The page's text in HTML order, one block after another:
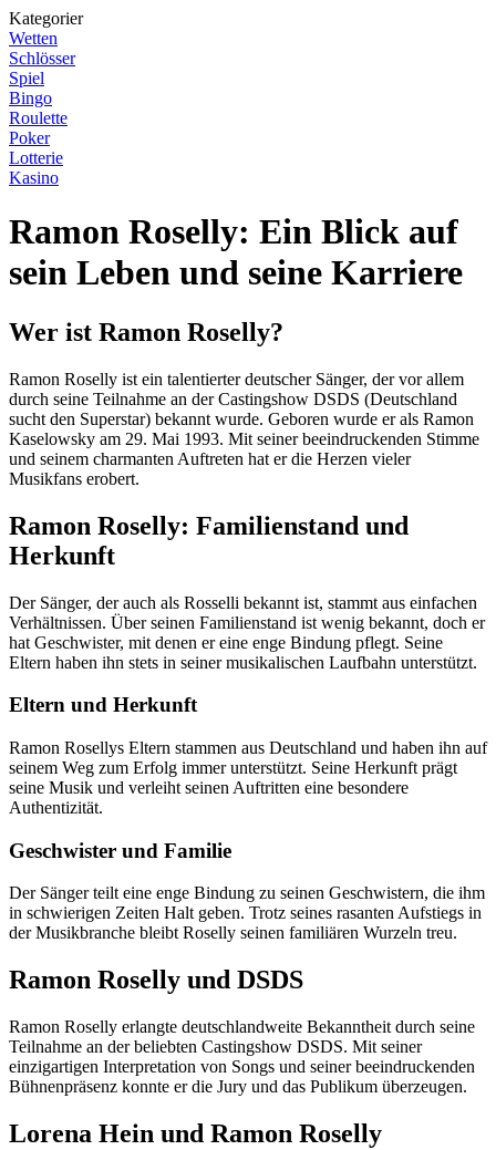
Kategorier
Wetten
Schlösser
Spiel
Bingo
Roulette
Poker
Lotterie
Kasino
Ramon Roselly: Ein Blick auf
sein Leben und seine Karriere
Wer ist Ramon Roselly?
Ramon Roselly ist ein talentierter deutscher Sänger, der vor allem
durch seine Teilnahme an der Castingshow DSDS (Deutschland
sucht den Superstar) bekannt wurde. Geboren wurde er als Ramon
Kaselowsky am 29. Mai 1993. Mit seiner beeindruckenden Stimme
und seinem charmanten Auftreten hat er die Herzen vieler
Musikfans erobert.
Ramon Roselly: Familienstand und
Herkunft
Der Sänger, der auch als Rosselli bekannt ist, stammt aus einfachen
Verhältnissen. Über seinen Familienstand ist wenig bekannt, doch er
hat Geschwister, mit denen er eine enge Bindung pflegt. Seine
Eltern haben ihn stets in seiner musikalischen Laufbahn unterstützt.
Eltern und Herkunft
Ramon Rosellys Eltern stammen aus Deutschland und haben ihn auf
seinem Weg zum Erfolg immer unterstützt. Seine Herkunft prägt
seine Musik und verleiht seinen Auftritten eine besondere
Authentizität.
Geschwister und Familie
Der Sänger teilt eine enge Bindung zu seinen Geschwistern, die ihm
in schwierigen Zeiten Halt geben. Trotz seines rasanten Aufstiegs in
der Musikbranche bleibt Roselly seinen familiären Wurzeln treu.
Ramon Roselly und DSDS
Ramon Roselly erlangte deutschlandweite Bekanntheit durch seine
Teilnahme an der beliebten Castingshow DSDS. Mit seiner
einzigartigen Interpretation von Songs und seiner beeindruckenden
Bühnenpräsenz konnte er die Jury und das Publikum überzeugen.
Lorena Hein und Ramon Roselly